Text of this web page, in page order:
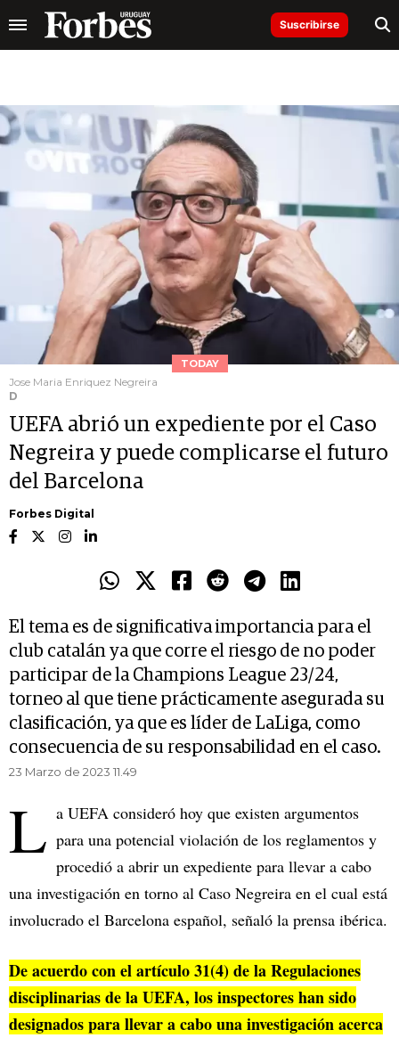
Suscribirse
TODAY
Jose Maria Enriquez Negreira
D
UEFA abrió un expediente por el Caso
Negreira y puede complicarse el futuro
del Barcelona
Forbes Digital
El tema es de significativa importancia para el
club catalán ya que corre el riesgo de no poder
participar de la Champions League 23/24,
torneo al que tiene prácticamente asegurada su
clasificación, ya que es líder de LaLiga, como
consecuencia de su responsabilidad en el caso.
23 Marzo de 2023 11.49
L a UEFA consideró hoy que existen argumentos
para una potencial violación de los reglamentos y
procedió a abrir un expediente para llevar a cabo
una investigación en torno al Caso Negreira en el cual está
involucrado el Barcelona español, señaló la prensa ibérica.
De acuerdo con el artículo 31(4) de la Regulaciones
disciplinarias de la UEFA, los inspectores han sido
designados para llevar a cabo una investigación acerca